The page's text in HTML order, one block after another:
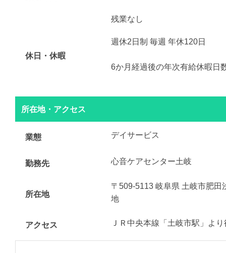
残業なし
休日・休暇
週休2日制 毎週 年休120日
6か月経過後の年次有給休暇日
所在地・アクセス
業態 デイサービス
勤務先 心音ケアセンター土岐
所在地
〒509-5113 岐阜県 土岐市肥田
地
アクセス ＪＲ中央本線「土岐市駅」よ